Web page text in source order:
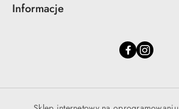
Informacje